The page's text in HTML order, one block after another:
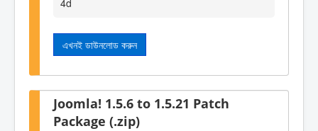
এখনই ডাউনলোড করুন
Joomla! 1.5.6 to 1.5.21 Patch
Package (.zip)